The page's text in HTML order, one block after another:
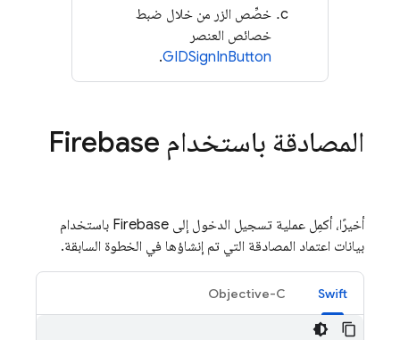
خصِّص الزر من خلال ضبط
خصائص العنصر
GIDSignInButton
.
المصادقة باستخدام Firebase
أخيرًا، أكمِل عملية تسجيل الدخول إلى Firebase باستخدام
بيانات اعتماد المصادقة التي تم إنشاؤها في الخطوة السابقة.
Swift
Objective-C